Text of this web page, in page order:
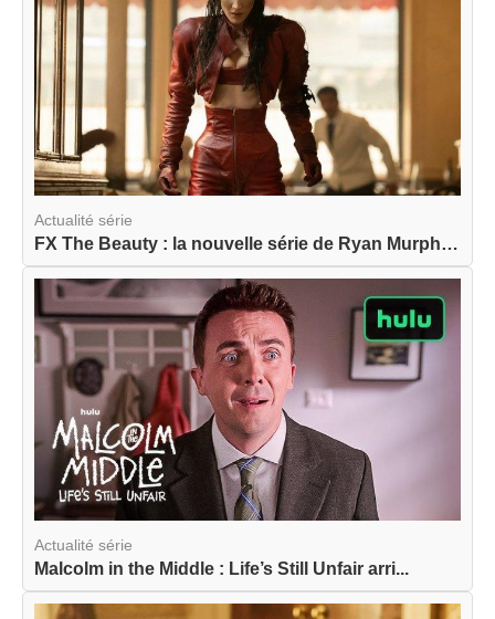
Actualité série
FX The Beauty : la nouvelle série de Ryan Murphy...
Actualité série
Malcolm in the Middle : Life’s Still Unfair arri...